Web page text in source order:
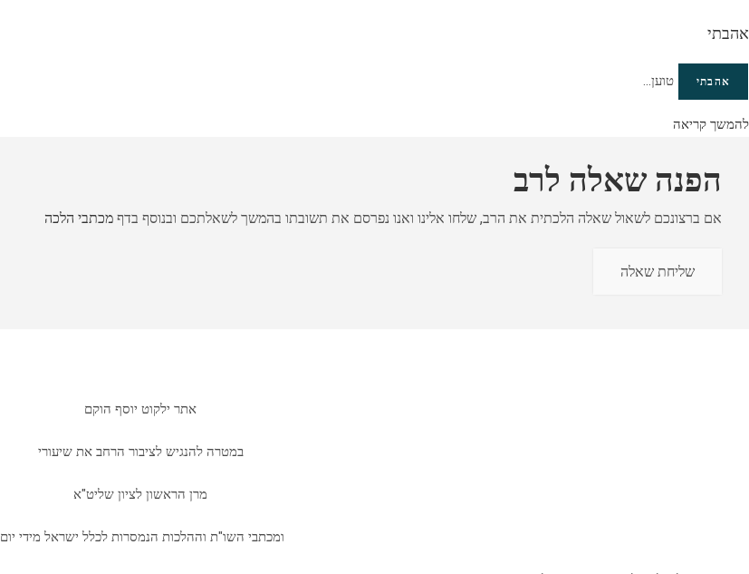
אהבתי
אהבתי טוען...
להמשך קריאה
הפנה שאלה לרב
אם ברצונכם לשאול שאלה הלכתית את הרב, שלחו אלינו ואנו נפרסם את תשובתו בהמשך לשאלתכם ובנוסף בדף מכתבי הלכה
שליחת שאלה
אתר ילקוט יוסף הוקם
במטרה להנגיש לציבור הרחב את שיעורי
מרן הראשון לציון שליט"א
ומכתבי השו"ת וההלכות הנמסרות לכלל ישראל מידי יום.